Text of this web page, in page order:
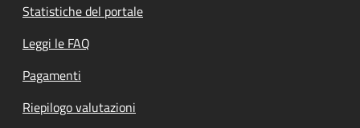
Statistiche del portale
Leggi le FAQ
Pagamenti
Riepilogo valutazioni